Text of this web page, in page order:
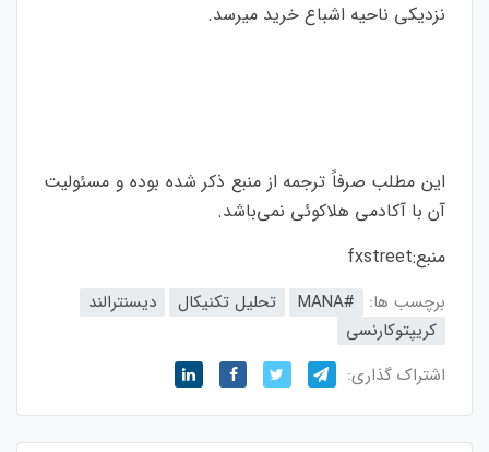
نزدیکی ناحیه اشباع خرید میرسد.
این مطلب صرفاً ترجمه از منبع ذکر شده بوده و مسئولیت
آن با آکادمی هلاکوئی نمی‌باشد.
منبع:fxstreet
برچسب ها: #MANA تحلیل تکنیکال
دیسنترالند
کریپتوکارنسی
اشتراک گذاری: